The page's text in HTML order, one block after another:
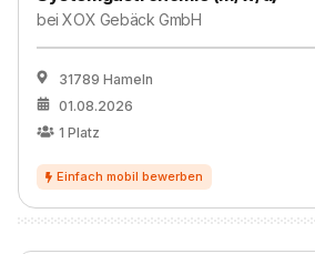
beiXOX Gebäck GmbH
31789 Hameln
01.08.2026
1 Platz